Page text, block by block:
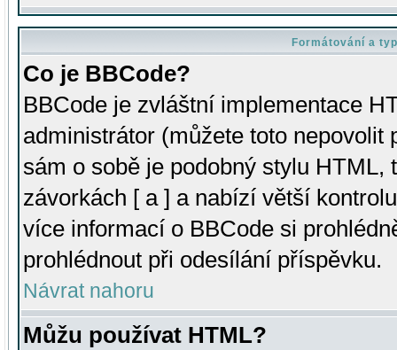
Formátování a
Co je BBCode?
BBCode je zvláštní implementace
administrátor (můžete toto
sám o sobě je podobný stylu HTML,
závorkách [ a ] a nabízí větší
více informací o BBCode si
prohlédnout při odesílání příspěvku.
Návrat nahoru
Můžu používat HTML?